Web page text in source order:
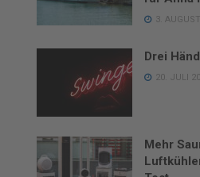
3.
Drei
20. JULI
Mehr